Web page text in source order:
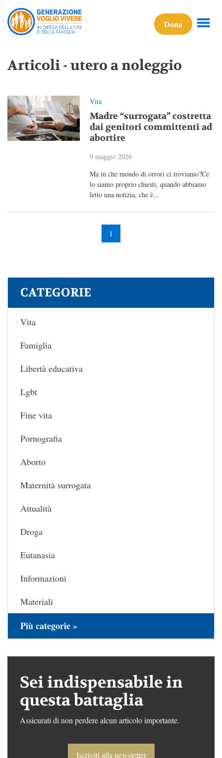
Dona
Articoli - utero a noleggio
Vita
Madre “surrogata” costretta
dai genitori committenti ad
abortire
9 maggio 2026
Ma in che mondo di orrori ci troviamo?Ce
lo siamo proprio chiesti, quando abbiamo
letto una notizia, che è...
1
CATEGORIE
Vita
Famiglia
Libertà educativa
Lgbt
Fine vita
Pornografia
Aborto
Maternità surrogata
Attualità
Droga
Eutanasia
Informazioni
Materiali
Più categorie »
Sei indispensabile in
questa battaglia
Assicurati di non perdere alcun articolo importante.
Iscriviti alla newsletter